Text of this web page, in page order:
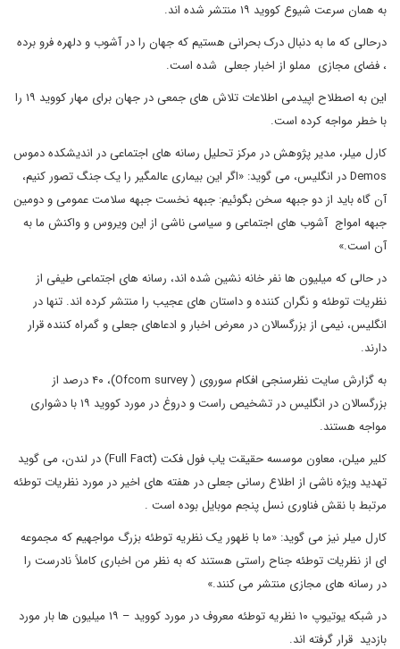
به همان سرعت شیوع کووید ۱۹ منتشر شده اند.
درحالی که ما به دنبال درک بحرانی هستیم که جهان را در آشوب و دلهره فرو برده
، فضای مجازی مملو از اخبار جعلی شده است.
این به اصطلاح اپیدمی اطلاعات تلاش های جمعی در جهان برای مهار کووید ۱۹ را
با خطر مواجه کرده است.
کارل میلر، مدیر پژوهش در مرکز تحلیل رسانه های اجتماعی در اندیشکده دموس
Demos در انگلیس، می گوید: «اگر این بیماری عالمگیر را یک جنگ تصور کنیم،
آن گاه باید از دو جبهه سخن بگوئیم: جبهه نخست جبهه سلامت عمومی و دومین
جبهه امواج آشوب های اجتماعی و سیاسی ناشی از این ویروس و واکنش ما به
آن است.»
در حالی که میلیون ها نفر خانه نشین شده اند، رسانه های اجتماعی طیفی از
نظریات توطئه و نگران کننده و داستان های عجیب را منتشر کرده اند. تنها در
انگلیس، نیمی از بزرگسالان در معرض اخبار و ادعاهای جعلی و گمراه کننده قرار
دارند.
به گزارش سایت نظرسنجی افکام سوروی ( Ofcom survey)، ۴۰ درصد از
بزرگسالان در انگلیس در تشخیص راست و دروغ در مورد کووید ۱۹ با دشواری
مواجه هستند.
کلیر میلن، معاون موسسه حقیقت یاب فول فکت (Full Fact) در لندن، می گوید
تهدید ویژه ناشی از اطلاع رسانی جعلی در هفته های اخیر در مورد نظریات توطئه
مرتبط با نقش فناوری نسل پنجم موبایل بوده است .
کارل میلر نیز می گوید: «ما با ظهور یک نظریه توطئه بزرگ مواجهیم که مجموعه
ای از نظریات توطئه جناح راستی هستند که به نظر من اخباری کاملاً نادرست را
در رسانه های مجازی منتشر می کنند.»
در شبکه یوتیوپ ۱۰ نظریه توطئه معروف در مورد کووید – ۱۹ میلیون ها بار مورد
بازدید قرار گرفته اند.